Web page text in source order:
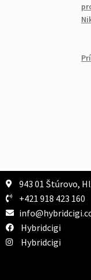
943 01 Štúrovo,
+421 918 423 160
Hybridcigi
Hybridcigi